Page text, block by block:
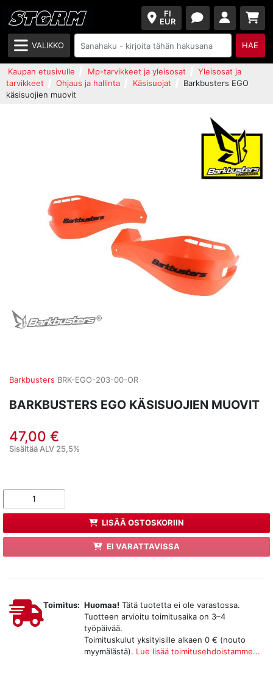
FI
EUR
VALIKKO HAE
Kaupan etusivulle Mp-tarvikkeet ja yleisosat
Yleisosat ja
tarvikkeet
Ohjaus ja hallinta Käsisuojat
Barkbusters EGO
käsisuojien muovit
Barkbusters BRK-EGO-203-00-OR
BARKBUSTERS EGO KÄSISUOJIEN MUOVIT
47,00 €
Sisältää ALV 25,5%
LISÄÄ OSTOSKORIIN
EI VARATTAVISSA
Toimitus: Huomaa! Tätä tuotetta ei ole varastossa.
Tuotteen arvioitu toimitusaika on 3–4
työpäivää.
Toimituskulut yksityisille alkaen 0 € (nouto
myymälästä). Lue lisää toimitusehdoistamme...